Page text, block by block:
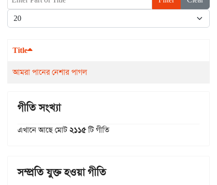
Display #
Title
আমরা পানের নেশার পাগল
গীতি সংখ্যা
এখানে আছে মোট২১১৫টি গীতি
সম্প্রতি যুক্ত হওয়া গীতি